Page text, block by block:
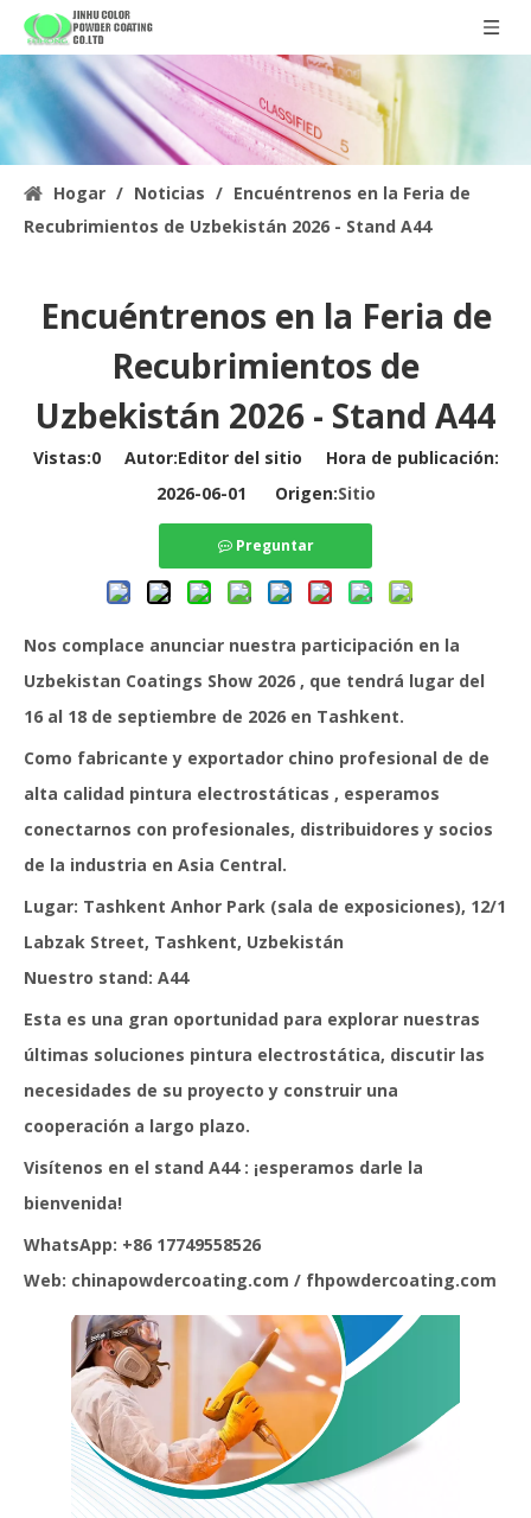
Hogar / Noticias / Encuéntrenos en la Feria de
Recubrimientos de Uzbekistán 2026 - Stand A44
Encuéntrenos en la Feria de
Recubrimientos de
Uzbekistán 2026 - Stand A44
Vistas:0Autor:Editor del sitio Hora de publicación:
2026-06-01 Origen:Sitio
Preguntar
Nos complace anunciar nuestra participación en la
Uzbekistan Coatings Show 2026 , que tendrá lugar del
16 al 18 de septiembre de 2026 en Tashkent.
Como fabricante y exportador chino profesional de de
alta calidad pintura electrostáticas , esperamos
conectarnos con profesionales, distribuidores y socios
de la industria en Asia Central.
Lugar: Tashkent Anhor Park (sala de exposiciones), 12/1
Labzak Street, Tashkent, Uzbekistán
Nuestro stand: A44
Esta es una gran oportunidad para explorar nuestras
últimas soluciones pintura electrostática, discutir las
necesidades de su proyecto y construir una
cooperación a largo plazo.
Visítenos en el stand A44 : ¡esperamos darle la
bienvenida!
WhatsApp: +86 17749558526
Web: chinapowdercoating.com / fhpowdercoating.com